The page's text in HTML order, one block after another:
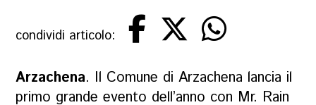
condividi articolo:
Arzachena. Il Comune di Arzachena lancia il
primo grande evento dell’anno con Mr. Rain